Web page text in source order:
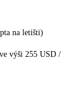
na letišti)
výši 255 USD /